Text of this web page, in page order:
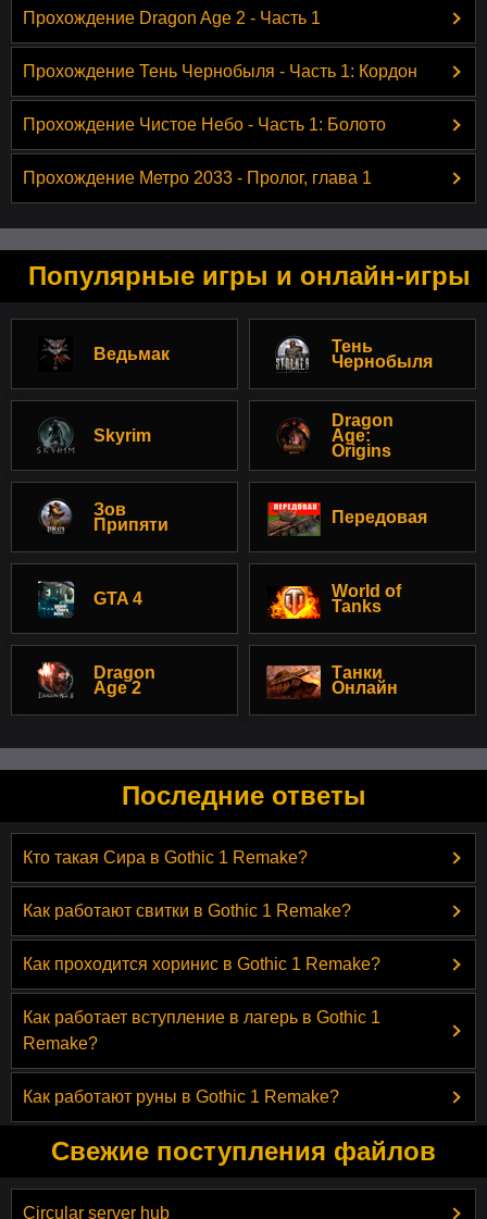
Прохождение Dragon Age 2 - Часть 1
Прохождение Тень Чернобыля - Часть 1: Кордон
Прохождение Чистое Небо - Часть 1: Болото
Прохождение Метро 2033 - Пролог, глава 1
Популярные игры и онлайн-игры
Ведьмак
Тень
Чернобыля
Skyrim
Dragon
Age:
Origins
Зов
Припяти
Передовая
GTA 4
World of
Tanks
Dragon
Age 2
Танки
Онлайн
Последние ответы
Кто такая Сира в Gothic 1 Remake?
Как работают свитки в Gothic 1 Remake?
Как проходится хоринис в Gothic 1 Remake?
Как работает вступление в лагерь в Gothic 1
Remake?
Как работают руны в Gothic 1 Remake?
Свежие поступления файлов
Circular server hub